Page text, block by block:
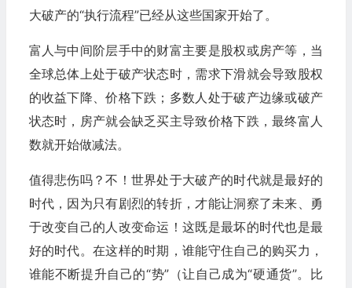
大破产的“执行流程”已经从这些国家开始了。
富人与中间阶层手中的财富主要是股权或房产等，当
全球总体上处于破产状态时，需求下滑就会导致股权
的收益下降、价格下跌；多数人处于破产边缘或破产
状态时，房产就会缺乏买主导致价格下跌，最终富人
数就开始做减法。
值得悲伤吗？不！世界处于大破产的时代就是最好的
时代，因为只有剧烈的转折，才能让洞察了未来、勇
于改变自己的人改变命运！这既是最坏的时代也是最
好的时代。在这样的时期，谁能守住自己的购买力，
谁能不断提升自己的“势”（让自己成为“硬通货”。比